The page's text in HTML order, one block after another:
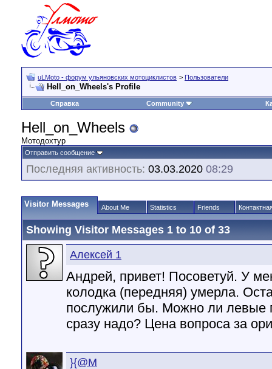
uLMoto - форум ульяновских мотоциклистов > Пользователи
Hell_on_Wheels's Profile
Справка Community
Hell_on_Wheels
Мотодохтур
Отправить сообщение
Последняя активность: 03.03.2020 08:29
Visitor Messages About Me Statistics Friends
Showing Visitor Messages 1 to 10 of 33
Алексей 1
Андрей, привет! Посоветуй. У
колодка (передняя) умерла.
послужили бы. Можно ли левые
сразу надо? Цена вопроса за
}{@M